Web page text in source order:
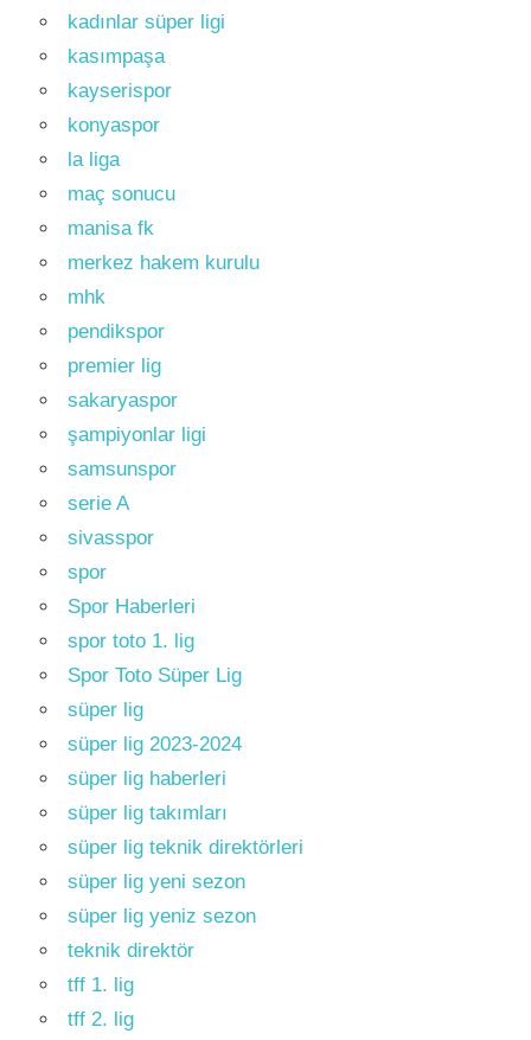
kadınlar süper ligi
kasımpaşa
kayserispor
konyaspor
la liga
maç sonucu
manisa fk
merkez hakem kurulu
mhk
pendikspor
premier lig
sakaryaspor
şampiyonlar ligi
samsunspor
serie A
sivasspor
spor
Spor Haberleri
spor toto 1. lig
Spor Toto Süper Lig
süper lig
süper lig 2023-2024
süper lig haberleri
süper lig takımları
süper lig teknik direktörleri
süper lig yeni sezon
süper lig yeniz sezon
teknik direktör
tff 1. lig
tff 2. lig